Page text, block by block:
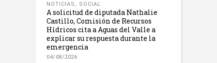
NOTICIAS , SOCIAL
A solicitud de diputada Nathalie
Castillo, Comisión de Recursos
Hídricos cita a Aguas del Valle a
explicar su respuesta durante la
emergencia
04/08/2026